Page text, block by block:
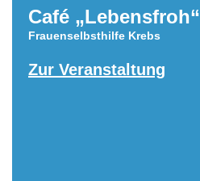
Café „Lebensfroh“
Frauenselbsthilfe Krebs
Zur Veranstaltung